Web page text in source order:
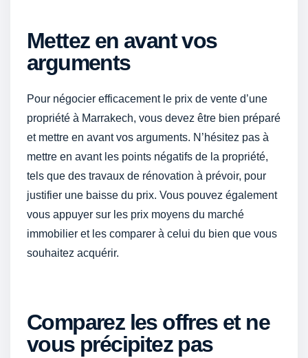
Mettez en avant vos
arguments
Pour négocier efficacement le prix de vente d’une
propriété à Marrakech, vous devez être bien préparé
et mettre en avant vos arguments. N’hésitez pas à
mettre en avant les points négatifs de la propriété,
tels que des travaux de rénovation à prévoir, pour
justifier une baisse du prix. Vous pouvez également
vous appuyer sur les prix moyens du marché
immobilier et les comparer à celui du bien que vous
souhaitez acquérir.
Comparez les offres et ne
vous précipitez pas